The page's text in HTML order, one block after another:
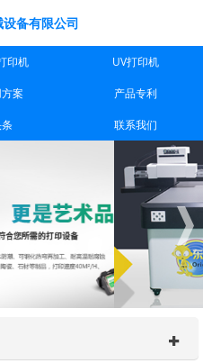
备有限公司
印机 UV打印机
案 产品专利
联系我们